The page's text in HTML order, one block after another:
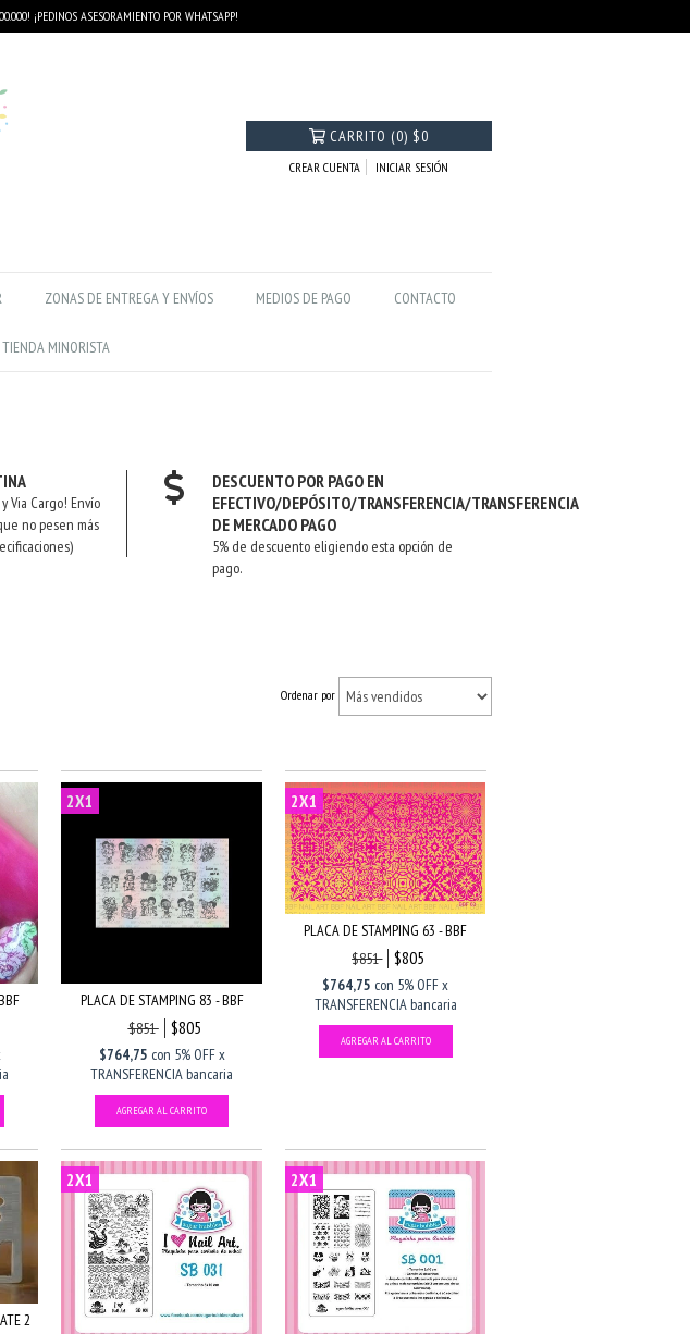
¡PEDINOS ASESORAMIENTO POR WHATSAPP!
CARRITO (0) $0
CREAR CUENTA INICIAR SESIÓN
ZONAS DE ENTREGA Y ENVÍOS MEDIOS DE PAGO CONTACTO
TIENDA MINORISTA
Via Cargo! Envío
no pesen más
DESCUENTO POR PAGO EN
EFECTIVO/DEPÓSITO/TRANSFERENCIA/TRANSFERENCIA
DE MERCADO PAGO
5% de descuento eligiendo esta opción de
pago.
Ordenar por
2X1
PLACA DE STAMPING 83 - BBF
$851
$805
$764,75 con 5% OFF x
TRANSFERENCIA bancaria
2X1
PLACA DE STAMPING 63 - BBF
$851
$805
$764,75 con 5% OFF x
TRANSFERENCIA bancaria
2
2X1 2X1